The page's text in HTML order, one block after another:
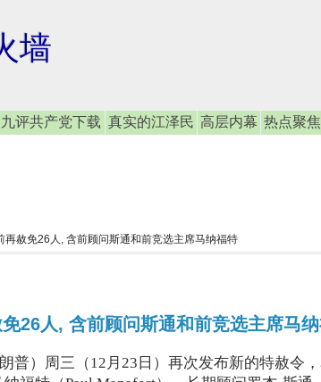
墙
九评共产党下载 真实的江泽民 高层内幕 热点聚焦
再赦免26人, 含前顾问斯通和前竞选主席马纳福特
26人, 含前顾问斯通和前竞选主席马
普）周三（12月23日）再次发布新的特赦令